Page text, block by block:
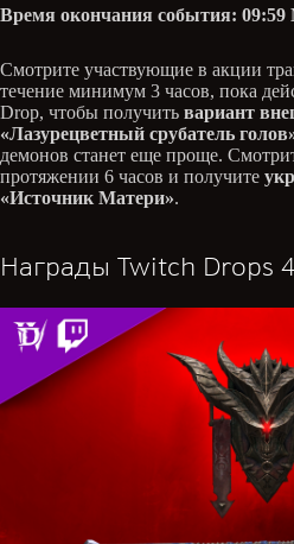
Время окончания события:
Смотрите участвующие в акции
течение минимум 3 часов, пока
Drop, чтобы получить вариант
«Лазурецветный срубатель
демонов станет еще проще.
протяжении 6 часов и получите
«Источник Матери».
Награды Twitch Drops